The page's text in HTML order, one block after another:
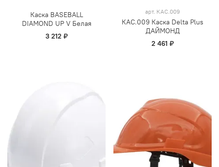
Каска BASEBALL
DIAMOND UP V Белая
3 212 ₽
арт. КАС.009
КАС.009 Каска Delta Plus
ДАЙМОНД
2 461 ₽